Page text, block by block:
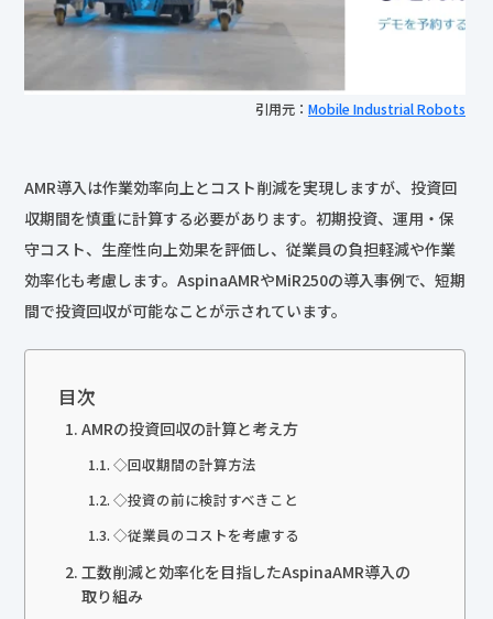
引用元： Mobile Industrial Robots
AMR導入は作業効率向上とコスト削減を実現しますが、投資回
収期間を慎重に計算する必要があります。初期投資、運用・保
守コスト、生産性向上効果を評価し、従業員の負担軽減や作業
効率化も考慮します。AspinaAMRやMiR250の導入事例で、短期
間で投資回収が可能なことが示されています。
目次
AMRの投資回収の計算と考え方
◇回収期間の計算方法
◇投資の前に検討すべきこと
◇従業員のコストを考慮する
工数削減と効率化を目指したAspinaAMR導入の
取り組み